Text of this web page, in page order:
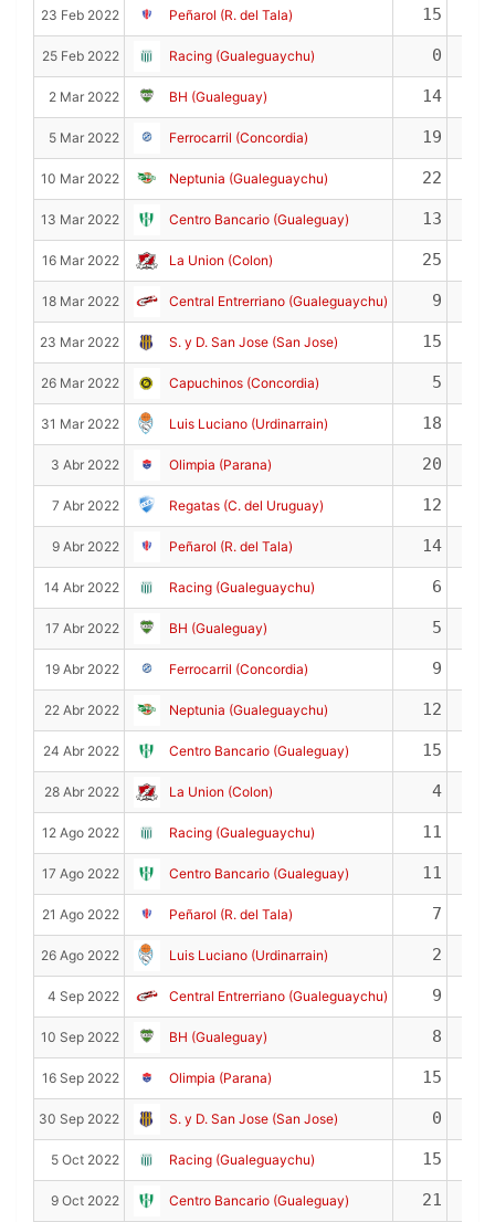
23 Feb 2022 Peñarol (R. del Tala) 15
25 Feb 2022 Racing (Gualeguaychu) 0
2 Mar 2022 BH (Gualeguay) 14
5 Mar 2022 Ferrocarril (Concordia) 19
10 Mar 2022 Neptunia (Gualeguaychu) 22
13 Mar 2022 Centro Bancario (Gualeguay) 13
16 Mar 2022 La Union (Colon) 25
18 Mar 2022 Central Entrerriano (Gualeguaychu) 9
23 Mar 2022 S. y D. San Jose (San Jose) 15
26 Mar 2022 Capuchinos (Concordia) 5
31 Mar 2022 Luis Luciano (Urdinarrain) 18
3 Abr 2022 Olimpia (Parana) 20
7 Abr 2022 Regatas (C. del Uruguay) 12
9 Abr 2022 Peñarol (R. del Tala) 14
14 Abr 2022 Racing (Gualeguaychu) 6
17 Abr 2022 BH (Gualeguay) 5
19 Abr 2022 Ferrocarril (Concordia) 9
22 Abr 2022 Neptunia (Gualeguaychu) 12
24 Abr 2022 Centro Bancario (Gualeguay) 15
28 Abr 2022 La Union (Colon) 4
12 Ago 2022 Racing (Gualeguaychu) 11
17 Ago 2022 Centro Bancario (Gualeguay) 11
21 Ago 2022 Peñarol (R. del Tala) 7
26 Ago 2022 Luis Luciano (Urdinarrain) 2
4 Sep 2022 Central Entrerriano (Gualeguaychu) 9
10 Sep 2022 BH (Gualeguay) 8
16 Sep 2022 Olimpia (Parana) 15
30 Sep 2022 S. y D. San Jose (San Jose) 0
5 Oct 2022 Racing (Gualeguaychu) 15
9 Oct 2022 Centro Bancario (Gualeguay) 21